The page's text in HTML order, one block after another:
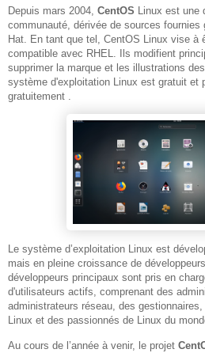
Depuis mars 2004, CentOS Linux est une
communauté, dérivée de sources fournies
Hat. En tant que tel, CentOS Linux vise à
compatible avec RHEL. Ils modifient
supprimer la marque et les illustrations
système d'exploitation Linux est gratuit et
gratuitement .
Le système d’exploitation Linux est
mais en pleine croissance de
développeurs principaux sont pris en
d'utilisateurs actifs, comprenant des
administrateurs réseau, des
Linux et des passionnés de Linux du
Au cours de l’année à venir, le projet